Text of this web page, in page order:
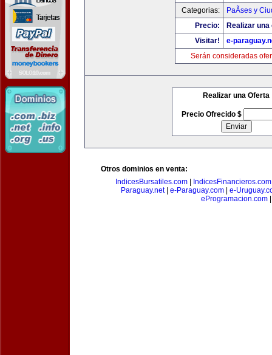
Categorias:
PaÃ­ses y
Precio:
Realizar
Visitar!
e-
Serán consideradas
Realizar una Oferta
Precio Ofrecido $
Otros dominios en venta:
IndicesBursatiles.com
IndicesFinancieros.com
Paraguay.net| e-Paraguay.com| e-
eProgramacion.com